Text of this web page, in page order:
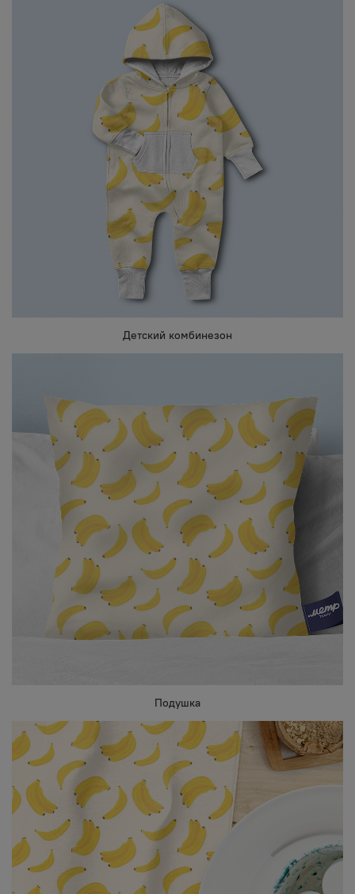
Детский комбинезон
Подушка